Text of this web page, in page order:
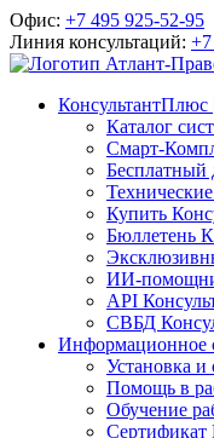
Офис: +7 495 925-52-95
Линия консультаций:
КонсультантПлюс
Каталог
Смарт-
Бесплатный
Купить
Бюллетень
ИИ-
API
СВБД
Информационное
Установка
Помощь в
Обучение
Сертификат